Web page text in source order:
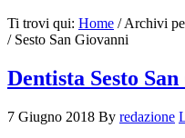
Ti trovi qui: Home /Archivi
/Sesto San Giovanni
Dentista Sesto
7 Giugno 2018 By redazione